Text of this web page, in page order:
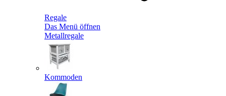
Regale
Das Menü öffnen
Metallregale
Kommoden